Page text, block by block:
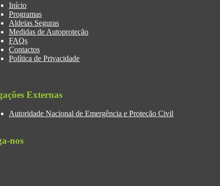
Início
Programas
Aldeias Seguras
Medidas de Autoproteção
FAQs
Contactos
Política de Privacidade
Externas
Autoridade Nacional de Emergência e Proteção Civil
nos